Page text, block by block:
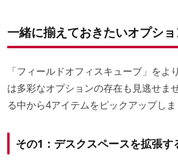
一緒に揃えておきたいオプシ
「フィールドオフィスキューブ」をよ
は多彩なオプションの存在も見逃せま
る中から4アイテムをピックアップしま
その1：デスクスペースを拡張す